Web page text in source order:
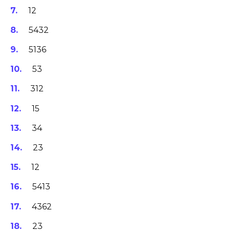
12
5432
5136
53
312
15
34
23
12
5413
4362
23